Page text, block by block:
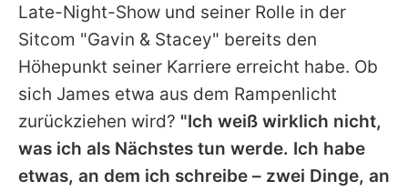
Late-Night-Show und seiner Rolle in der
Sitcom "Gavin & Stacey" bereits den
Höhepunkt seiner Karriere erreicht habe. Ob
sich James etwa aus dem Rampenlicht
zurückziehen wird? "Ich weiß wirklich nicht,
was ich als Nächstes tun werde. Ich habe
etwas, an dem ich schreibe – zwei Dinge, an